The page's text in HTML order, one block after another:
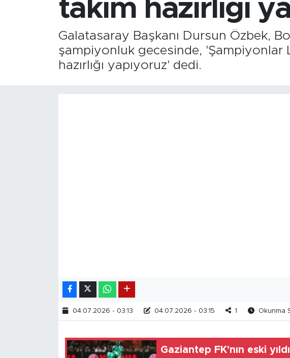
takım hazırlığı
Galatasaray Başkanı Dursun Özbek,
şampiyonluk gecesinde, 'Şampiyonlar
hazırlığı yapıyoruz' dedi.
04.07.2026 - 03:13 04.07.2026 - 03:15 1 Okunma
Gaziantep FK'nın eski